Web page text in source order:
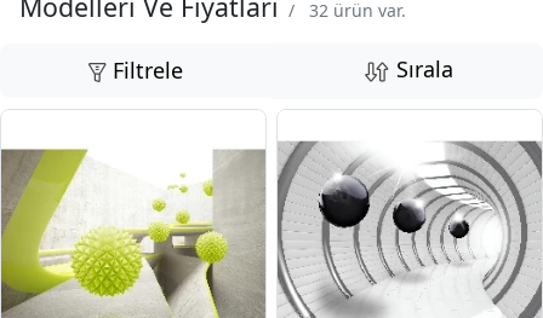
/ 32 ürün var.
Filtrele Sırala